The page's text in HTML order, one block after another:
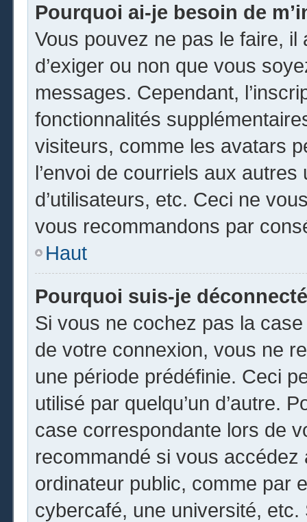
Pourquoi ai-je besoin de
Vous pouvez ne pas le faire, il
d’exiger ou non que vous
messages. Cependant,
fonctionnalités
visiteurs, comme les avatars
l’envoi de courriels aux
d’utilisateurs, etc. Ceci ne
vous recommandons par
Haut
Pourquoi suis-je
Si vous ne cochez pas la
de votre connexion, vous ne
une période prédéfinie. Ceci
utilisé par quelqu’un d’autre.
case correspondante lors de
recommandé si vous accédez
ordinateur public, comme par
cybercafé, une université,